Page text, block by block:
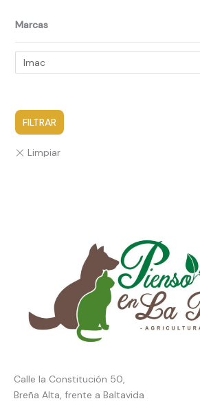
Marcas
FILTRAR
Calle la Constitución 50,
Breña Alta, frente a Baltavida